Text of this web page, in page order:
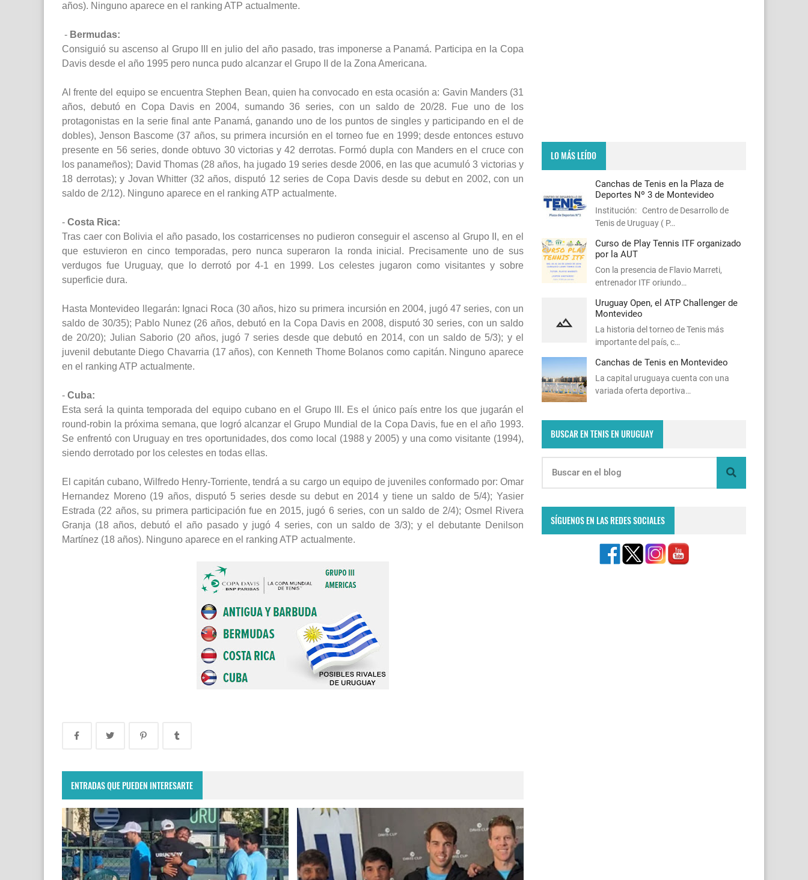
años). Ninguno aparece en el ranking ATP actualmente.
- Bermudas:
Consiguió su ascenso al Grupo III en julio del año pasado, tras imponerse a Panamá. Participa en la Copa
Davis desde el año 1995 pero nunca pudo alcanzar el Grupo II de la Zona Americana.
Al frente del equipo se encuentra Stephen Bean, quien ha convocado en esta ocasión a: Gavin Manders (31
años, debutó en Copa Davis en 2004, sumando 36 series, con un saldo de 20/28. Fue uno de los
protagonistas en la serie final ante Panamá, ganando uno de los puntos de singles y participando en el de
dobles), Jenson Bascome (37 años, su primera incursión en el torneo fue en 1999; desde entonces estuvo
presente en 56 series, donde obtuvo 30 victorias y 42 derrotas. Formó dupla con Manders en el cruce con
los panameños); David Thomas (28 años, ha jugado 19 series desde 2006, en las que acumuló 3 victorias y
18 derrotas); y Jovan Whitter (32 años, disputó 12 series de Copa Davis desde su debut en 2002, con un
saldo de 2/12). Ninguno aparece en el ranking ATP actualmente.
- Costa Rica:
Tras caer con Bolivia el año pasado, los costarricenses no pudieron conseguir el ascenso al Grupo II, en el
que estuvieron en cinco temporadas, pero nunca superaron la ronda inicial. Precisamente uno de sus
verdugos fue Uruguay, que lo derrotó por 4-1 en 1999. Los celestes jugaron como visitantes y sobre
superficie dura.
Hasta Montevideo llegarán: Ignaci Roca (30 años, hizo su primera incursión en 2004, jugó 47 series, con un
saldo de 30/35); Pablo Nunez (26 años, debutó en la Copa Davis en 2008, disputó 30 series, con un saldo
de 20/20); Julian Saborio (20 años, jugó 7 series desde que debutó en 2014, con un saldo de 5/3); y el
juvenil debutante Diego Chavarria (17 años), con Kenneth Thome Bolanos como capitán. Ninguno aparece
en el ranking ATP actualmente.
- Cuba:
Esta será la quinta temporada del equipo cubano en el Grupo III. Es el único país entre los que jugarán el
round-robin la próxima semana, que logró alcanzar el Grupo Mundial de la Copa Davis, fue en el año 1993.
Se enfrentó con Uruguay en tres oportunidades, dos como local (1988 y 2005) y una como visitante (1994),
siendo derrotado por los celestes en todas ellas.
El capitán cubano, Wilfredo Henry-Torriente, tendrá a su cargo un equipo de juveniles conformado por: Omar
Hernandez Moreno (19 años, disputó 5 series desde su debut en 2014 y tiene un saldo de 5/4); Yasier
Estrada (22 años, su primera participación fue en 2015, jugó 6 series, con un saldo de 2/4); Osmel Rivera
Granja (18 años, debutó el año pasado y jugó 4 series, con un saldo de 3/3); y el debutante Denilson
Martínez (18 años). Ninguno aparece en el ranking ATP actualmente.
ENTRADAS QUE PUEDEN INTERESARTE
LO MÁS LEÍDO
Canchas de Tenis en la Plaza de
Deportes Nº 3 de Montevideo
Institución: Centro de Desarrollo de
Tenis de Uruguay ( P…
Curso de Play Tennis ITF organizado
por la AUT
Con la presencia de Flavio Marreti,
entrenador ITF oriundo…
Uruguay Open, el ATP Challenger de
Montevideo
La historia del torneo de Tenis más
importante del país, c…
Canchas de Tenis en Montevideo
La capital uruguaya cuenta con una
variada oferta deportiva…
BUSCAR EN TENIS EN URUGUAY
SÍGUENOS EN LAS REDES SOCIALES